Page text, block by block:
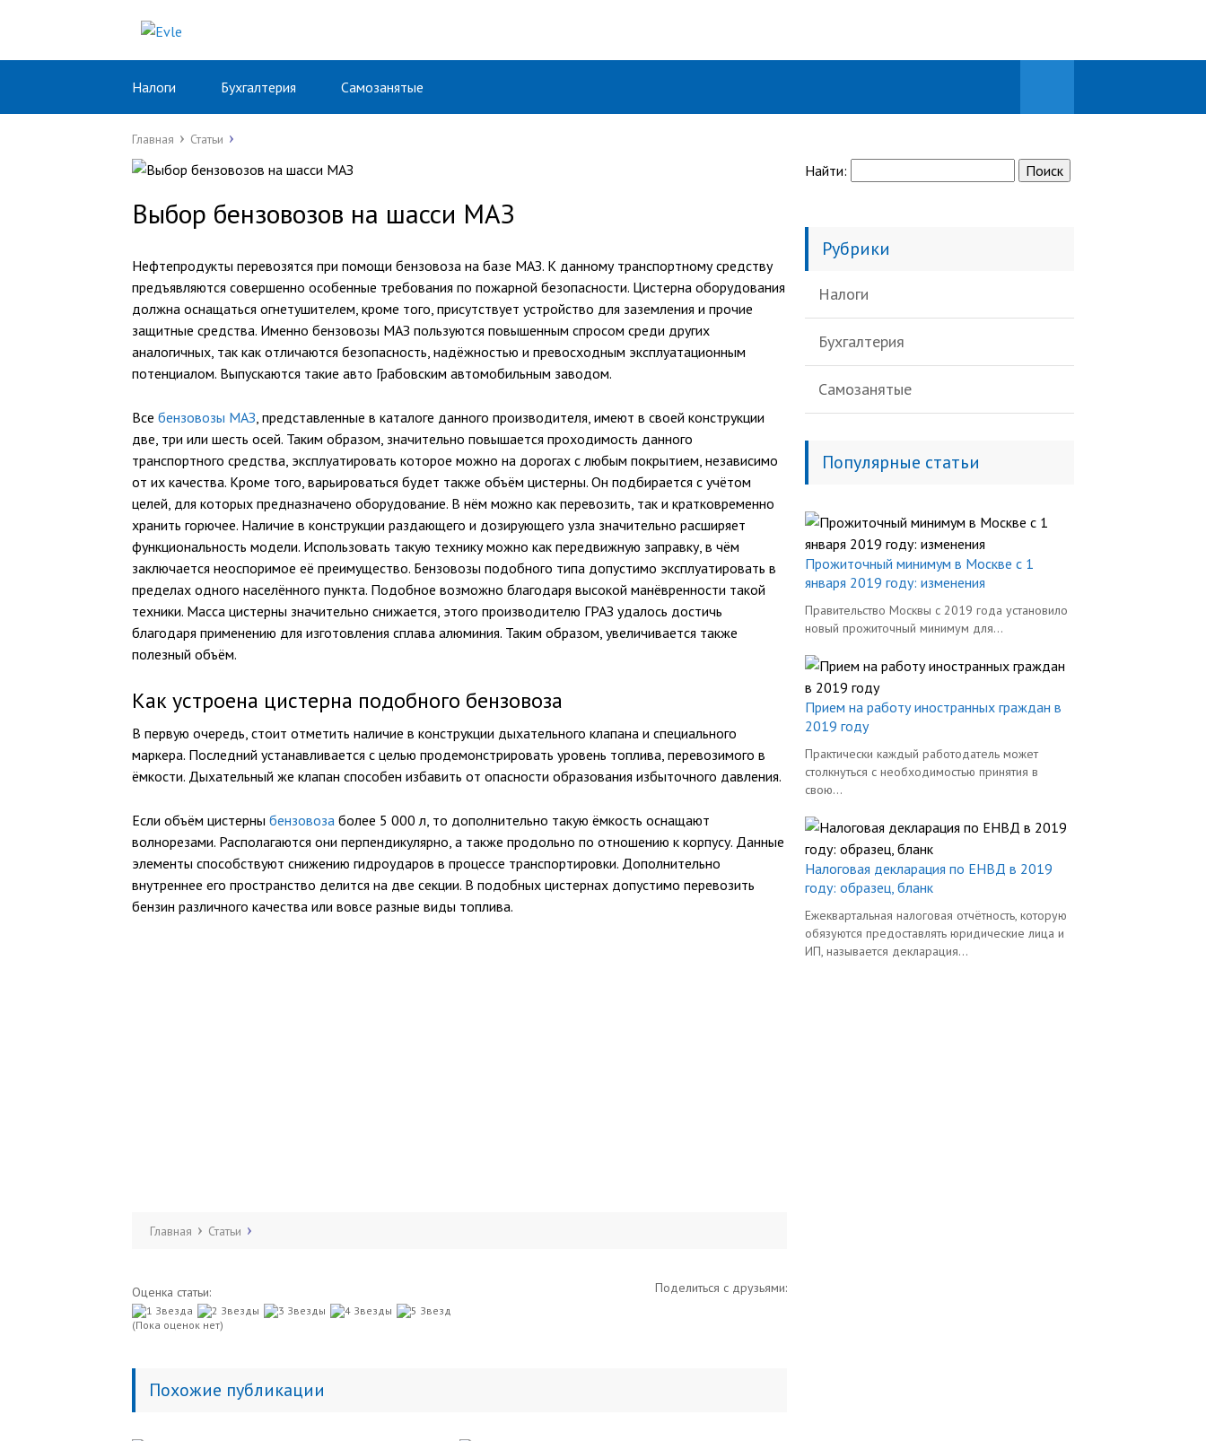
Налоги Бухгалтерия Самозанятые
Главная Статьи
Выбор бензовозов на шасси МАЗ
Нефтепродукты перевозятся при помощи бензовоза на базе МАЗ. К данному транспортному средству
предъявляются совершенно особенные требования по пожарной безопасности. Цистерна оборудования
должна оснащаться огнетушителем, кроме того, присутствует устройство для заземления и прочие
защитные средства. Именно бензовозы МАЗ пользуются повышенным спросом среди других
аналогичных, так как отличаются безопасность, надёжностью и превосходным эксплуатационным
потенциалом. Выпускаются такие авто Грабовским автомобильным заводом.
Все бензовозы МАЗ, представленные в каталоге данного производителя, имеют в своей конструкции
две, три или шесть осей. Таким образом, значительно повышается проходимость данного
транспортного средства, эксплуатировать которое можно на дорогах с любым покрытием, независимо
от их качества. Кроме того, варьироваться будет также объём цистерны. Он подбирается с учётом
целей, для которых предназначено оборудование. В нём можно как перевозить, так и кратковременно
хранить горючее. Наличие в конструкции раздающего и дозирующего узла значительно расширяет
функциональность модели. Использовать такую технику можно как передвижную заправку, в чём
заключается неоспоримое её преимущество. Бензовозы подобного типа допустимо эксплуатировать в
пределах одного населённого пункта. Подобное возможно благодаря высокой манёвренности такой
техники. Масса цистерны значительно снижается, этого производителю ГРАЗ удалось достичь
благодаря применению для изготовления сплава алюминия. Таким образом, увеличивается также
полезный объём.
Как устроена цистерна подобного бензовоза
В первую очередь, стоит отметить наличие в конструкции дыхательного клапана и специального
маркера. Последний устанавливается с целью продемонстрировать уровень топлива, перевозимого в
ёмкости. Дыхательный же клапан способен избавить от опасности образования избыточного давления.
Если объём цистерны бензовоза более 5 000 л, то дополнительно такую ёмкость оснащают
волнорезами. Располагаются они перпендикулярно, а также продольно по отношению к корпусу. Данные
элементы способствуют снижению гидроударов в процессе транспортировки. Дополнительно
внутреннее его пространство делится на две секции. В подобных цистернах допустимо перевозить
бензин различного качества или вовсе разные виды топлива.
Главная Статьи
Оценка статьи:
(Пока оценок нет)
Поделиться с друзьями:
Похожие публикации
Найти:
Рубрики
Налоги
Бухгалтерия
Самозанятые
Популярные статьи
Прожиточный минимум в Москве с 1
января 2019 году: изменения
Правительство Москвы с 2019 года установило
новый прожиточный минимум для...
Прием на работу иностранных граждан в
2019 году
Практически каждый работодатель может
столкнуться с необходимостью принятия в
свою...
Налоговая декларация по ЕНВД в 2019
году: образец, бланк
Ежеквартальная налоговая отчётность, которую
обязуются предоставлять юридические лица и
ИП, называется декларация...